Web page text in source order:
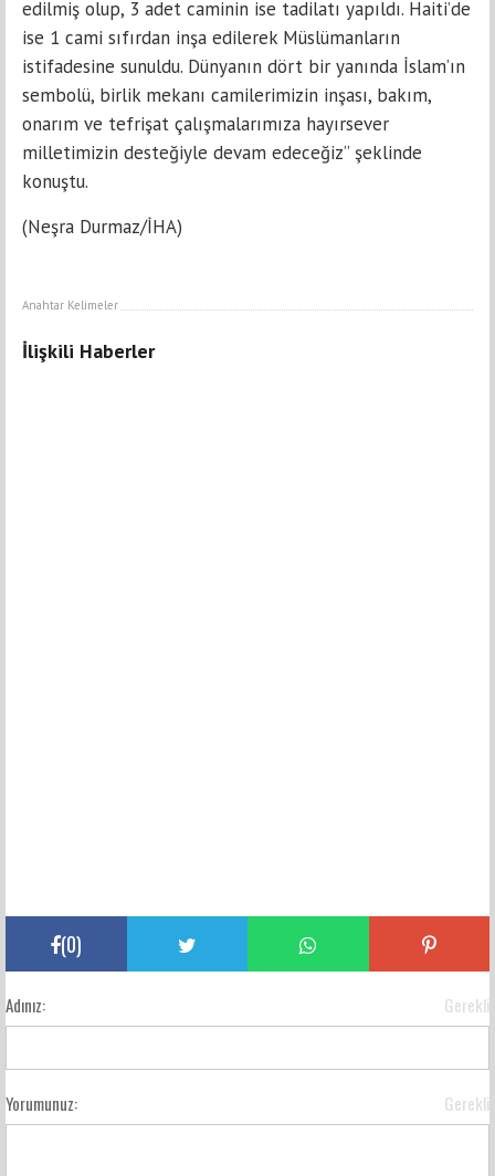
edilmiş olup, 3 adet caminin ise tadilatı yapıldı. Haiti’de
ise 1 cami sıfırdan inşa edilerek Müslümanların
istifadesine sunuldu. Dünyanın dört bir yanında İslam’ın
sembolü, birlik mekanı camilerimizin inşası, bakım,
onarım ve tefrişat çalışmalarımıza hayırsever
milletimizin desteğiyle devam edeceğiz” şeklinde
konuştu.
(Neşra Durmaz/İHA)
Anahtar Kelimeler
İlişkili Haberler
(0)
Adınız: Gerekli
Yorumunuz: Gerekli